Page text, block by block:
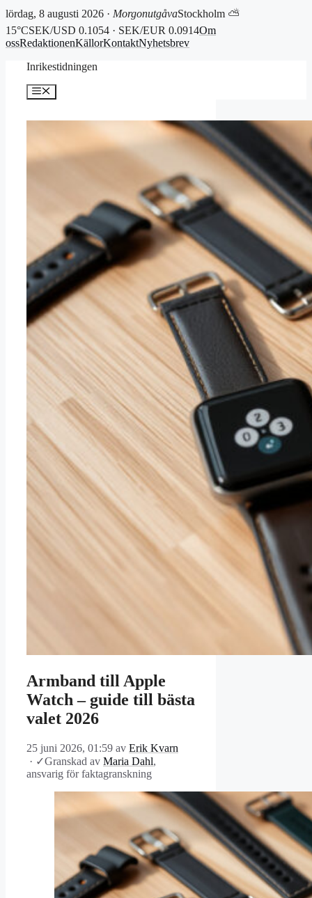
lördag, 8 augusti 2026 · MorgonutgåvaStockholm ⛅
15°CSEK/USD 0.1054 · SEK/EUR 0.0914Om
ossRedaktionenKällorKontaktNyhetsbrev
Inrikestidningen
Meny
Armband till Apple
Watch – guide till bästa
valet 2026
25 juni 2026, 01:59 av Erik Kvarn
· ✓Granskad av Maria Dahl,
ansvarig för faktagranskning